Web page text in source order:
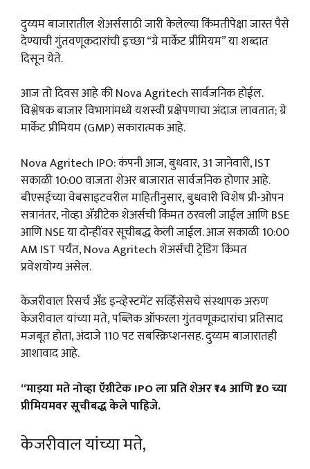
दुय्यम बाजारातील शेअर्ससाठी जारी केलेल्या किंमतीपेक्षा जास्त पैसे
देण्याची गुंतवणूकदारांची इच्छा “ग्रे मार्केट प्रीमियम” या शब्दात
दिसून येते.
आज तो दिवस आहे की Nova Agritech सार्वजनिक होईल.
विश्लेषक बाजार विभागांमध्ये यशस्वी प्रक्षेपणाचा अंदाज लावतात; ग्रे
मार्केट प्रीमियम (GMP) सकारात्मक आहे.
Nova Agritech IPO: कंपनी आज, बुधवार, 31 जानेवारी, IST
सकाळी 10:00 वाजता शेअर बाजारात सार्वजनिक होणार आहे.
बीएसईच्या वेबसाइटवरील माहितीनुसार, बुधवारी विशेष प्री-ओपन
सत्रानंतर, नोव्हा ॲग्रीटेक शेअर्सची किंमत ठरवली जाईल आणि BSE
आणि NSE या दोन्हींवर सूचीबद्ध केली जाईल. आज सकाळी 10:00
AM IST पर्यंत, Nova Agritech शेअर्सची ट्रेडिंग किंमत
प्रवेशयोग्य असेल.
केजरीवाल रिसर्च अँड इन्व्हेस्टमेंट सर्व्हिसेसचे संस्थापक अरुण
केजरीवाल यांच्या मते, पब्लिक ऑफरला गुंतवणूकदारांचा प्रतिसाद
मजबूत होता, अंदाजे 110 पट सबस्क्रिप्शनसह. दुय्यम बाजारातही
आशावाद आहे.
“माझ्या मते नोव्हा ऍग्रीटेक IPO ला प्रति शेअर ₹14 आणि ₹20 च्या
प्रीमियमवर सूचीबद्ध केले पाहिजे.
केजरीवाल यांच्या मते,